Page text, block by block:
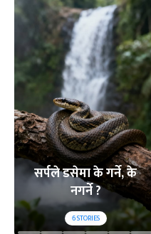
सर्पले डसेमा के गर्ने, के
नगर्ने ?
6STORIES